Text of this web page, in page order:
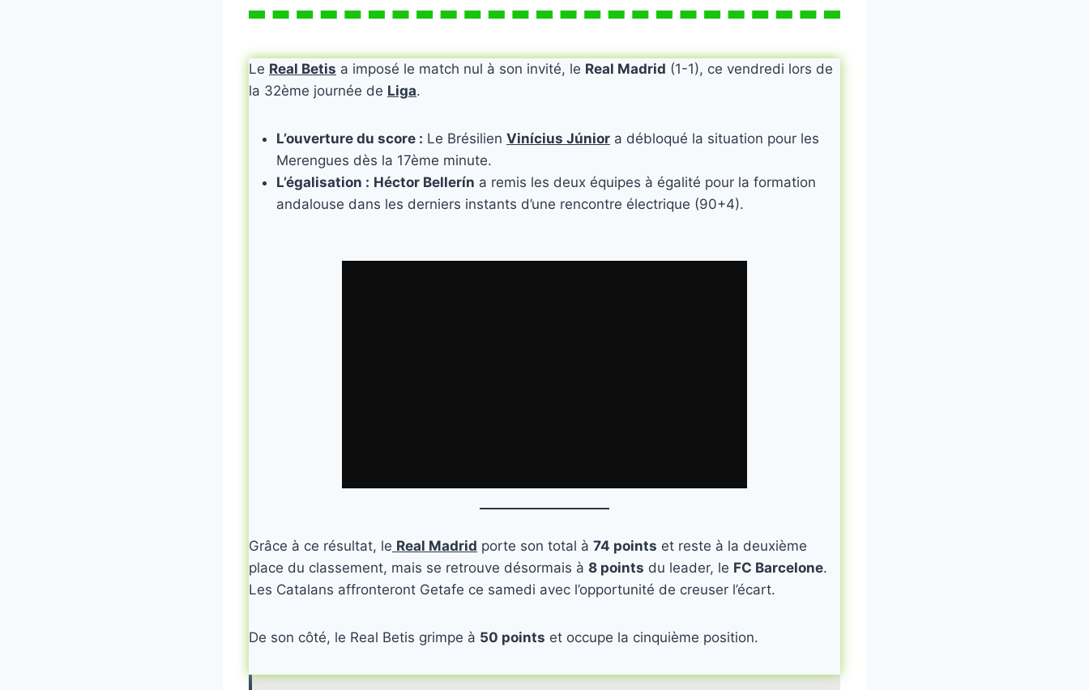
Le Real Betis a imposé le match nul à son invité, le Real Madrid (1-1), ce vendredi lors de
la 32ème journée de Liga.
L’ouverture du score : Le Brésilien Vinícius Júnior a débloqué la situation pour les
Merengues dès la 17ème minute.
L’égalisation : Héctor Bellerín a remis les deux équipes à égalité pour la formation
andalouse dans les derniers instants d’une rencontre électrique (90+4).
Grâce à ce résultat, le Real Madrid porte son total à 74 points et reste à la deuxième
place du classement, mais se retrouve désormais à 8 points du leader, le FC Barcelone.
Les Catalans affronteront Getafe ce samedi avec l’opportunité de creuser l’écart.
De son côté, le Real Betis grimpe à 50 points et occupe la cinquième position.